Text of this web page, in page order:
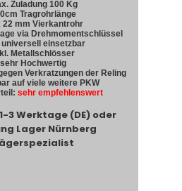
Zuladung 100 Kg
Tragrohrlänge
22 mm Vierkantrohr
via Drehmomentschlüssel
universell einsetzbar
Metallschlösser
sehr Hochwertig
Verkratzungen der Reling
auf viele weitere PKW
sehr empfehlenswert
3 Werktage (DE) oder
Lager Nürnberg